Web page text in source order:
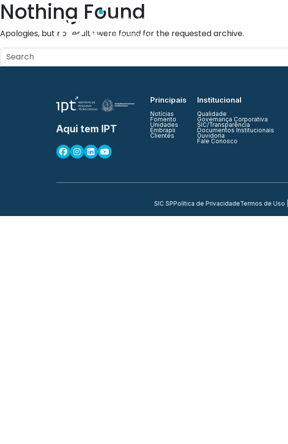
Nothing Found
Apologies, but no results were found for the requested archive.
Aqui tem IPT
Principais
Notícias
Fomento
Unidades
Embrapii
Clientes
Institucional
Qualidade
Governança Corporativa
SIC/Transparência
Documentos Institucionais
Ouvidoria
Fale Conosco
SIC SPPolítica de PrivacidadeTermos de Uso